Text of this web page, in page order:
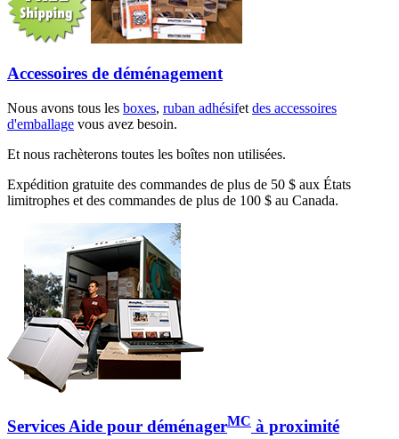
Accessoires de déménagement
Nous avons tous les boxes, ruban adhésifet des accessoires
d'emballage vous avez besoin.
Et nous rachèterons toutes les boîtes non utilisées.
Expédition gratuite des commandes de plus de 50 $ aux États
limitrophes et des commandes de plus de 100 $ au Canada.
Services Aide pour déménagerMC à proximité